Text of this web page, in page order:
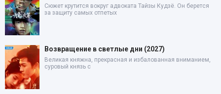
Сюжет крутится вокруг адвоката Тайзы Кудзё. Он берется
за защиту самых отпетых
Возвращение в светлые дни (2027)
Великая княжна, прекрасная и избалованная вниманием,
суровый князь с